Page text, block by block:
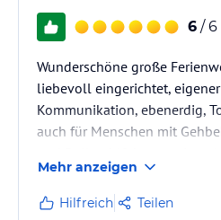
6 / 6
Wunderschöne große
liebevoll eingerichtet,
Kommunikation, ebenerdig,
auch für Menschen mit
empfehlenswert!
Mehr anzeigen
Hilfreich Teilen